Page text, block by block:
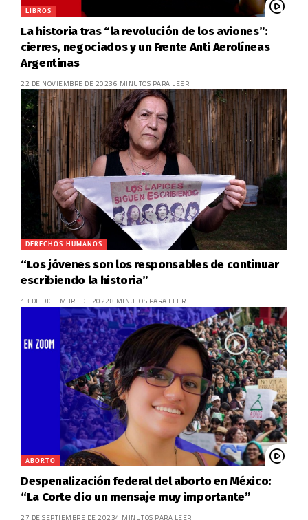
LIBROS
La historia tras “la revolución de los aviones”:
cierres, negociados y un Frente Anti Aerolíneas
Argentinas
22 DE NOVIEMBRE DE 20236 MINUTOS PARA LEER
DERECHOS HUMANOS
“Los jóvenes son los responsables de continuar
escribiendo la historia”
13 DE DICIEMBRE DE 20228 MINUTOS PARA LEER
ABORTO
Despenalización federal del aborto en México:
“La Corte dio un mensaje muy importante”
27 DE SEPTIEMBRE DE 20234 MINUTOS PARA LEER